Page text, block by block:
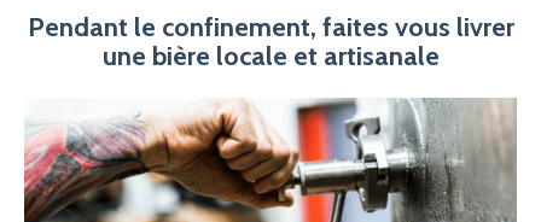
Pendant le confinement, faites vous livrer
une bière locale et artisanale